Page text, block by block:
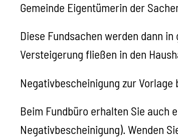
Gemeinde Eigentümerin der
Diese Fundsachen werden dann
Versteigerung fließen in den
Negativbescheinigung zur Vorlage
Beim Fundbüro erhalten Sie auch
Negativbescheinigung). Wenden